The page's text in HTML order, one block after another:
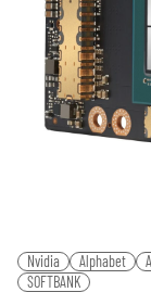
Nvidia Alphabet
SOFTBANK